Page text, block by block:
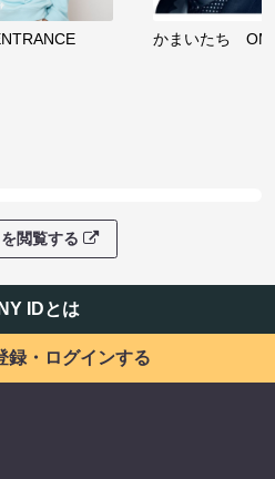
かまいたち
閲覧する
IDとは
録・ログインする